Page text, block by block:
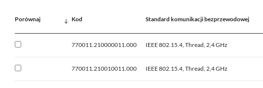
Porównaj Kod Standard komunikacji bezprzewodowej
770011.210000011.000 IEEE 802.15.4, Thread, 2,4 GHz
770011.210010011.000 IEEE 802.15.4, Thread, 2,4 GHz